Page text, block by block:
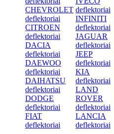
CHEVROLET
deflektoriai
CITROEN
deflektoriai
DACIA
deflektoriai
DAEWOO
deflektoriai
DAIHATSU
deflektoriai
DODGE
deflektoriai
FIAT
deflektoriai
deflektoriai
INFINITI
deflektoriai
JAGUAR
deflektoriai
JEEP
deflektoriai
KIA
deflektoriai
LAND
ROVER
deflektoriai
LANCIA
deflektoriai